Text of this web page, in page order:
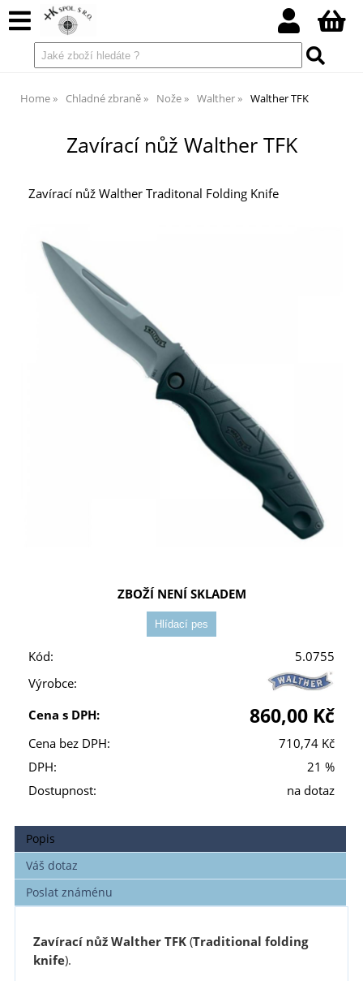
Home Chladné zbraně Nože Walther Walther TFK
Zavírací nůž Walther TFK
Zavírací nůž Walther Traditonal Folding Knife
ZBOŽÍ NENÍ SKLADEM
Kód:
5.0755
Výrobce:
Cena s DPH:
860,00 Kč
Cena bez DPH:
710,74 Kč
DPH:
21 %
Dostupnost:
na dotaz
Popis
Váš dotaz
Poslat známénu
Zavírací nůž Walther TFK(Traditional folding
knife).